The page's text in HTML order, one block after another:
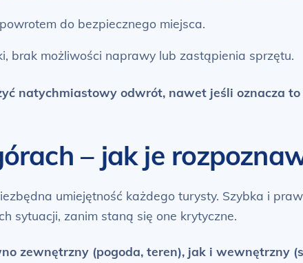
do bezpiecznego miejsca.
brak możliwości naprawy lub zastąpienia sprzętu.
natychmiastowy odwrót, nawet jeśli oznacza
– jak je
umiejętność każdego turysty. Szybka i
sytuacji, zanim staną się one krytyczne.
zewnętrzny (pogoda, teren), jak i wewnętrzny